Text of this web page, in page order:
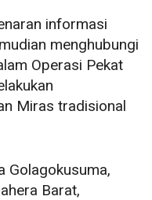
informasi
menghubungi
Operasi Pekat
Miras tradisional
Golagokusuma,
Barat,